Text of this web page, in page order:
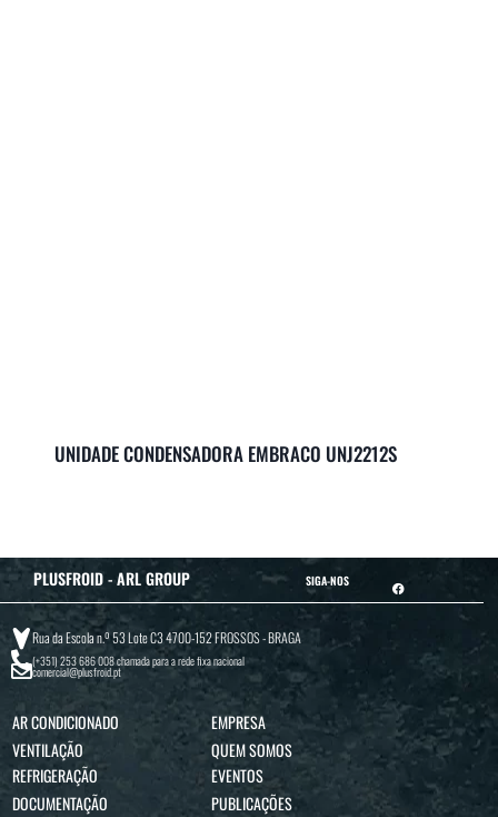
UNIDADE CONDENSADORA EMBRACO UNJ2212S
PLUSFROID - ARL GROUP SIGA-NOS
Rua da Escola n.º 53 Lote C3 4700-152 FROSSOS - BRAGA
(+351) 253 686 008chamada para a rede fixa nacional
comercial@plusfroid.pt
AR CONDICIONADO
VENTILAÇÃO
REFRIGERAÇÃO
EMPRESA
QUEM SOMOS
EVENTOS
DOCUMENTAÇÃO
PUBLICAÇÕES